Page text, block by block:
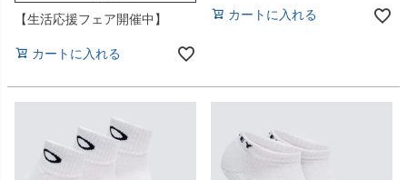
【生活応援フェア開催中】
カートに入れる
カートに入れる